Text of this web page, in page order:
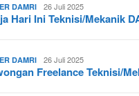
DAMRI 26 Juli 2025
Hari Ini Teknisi/Mekanik
DAMRI 26 Juli 2025
Freelance Teknisi/